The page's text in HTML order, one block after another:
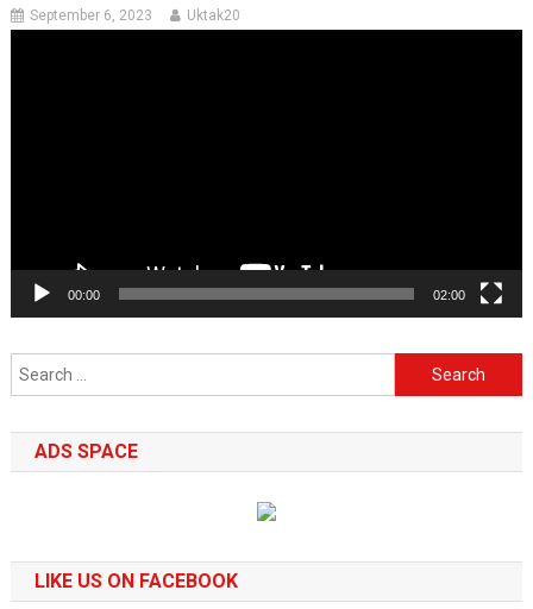
September 6, 2023 Uktak20
00:00 02:00
Search
for:
ADS SPACE
LIKE US ON FACEBOOK